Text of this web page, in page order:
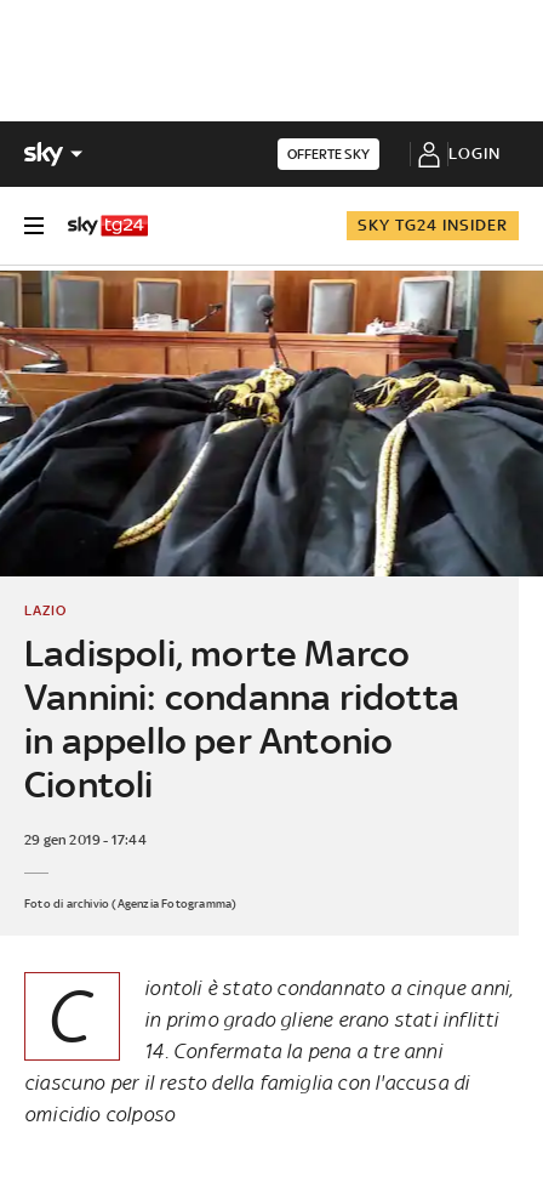
OFFERTE SKY LOGIN
SKY TG24 INSIDER
Ladispoli, morte Marco
Vannini: condanna ridotta
in appello per Antonio
Ciontoli
LAZIO
29 gen 2019 - 17:44
Foto di archivio (Agenzia Fotogramma)
C
iontoli è stato condannato a cinque anni,
in primo grado gliene erano stati inflitti
14. Confermata la pena a tre anni
ciascuno per il resto della famiglia con l'accusa di
omicidio colposo